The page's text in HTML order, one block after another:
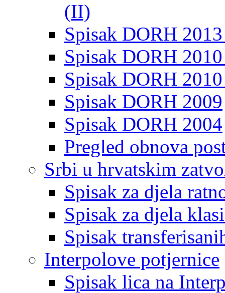
(II)
Spisak DORH
Spisak DORH
Spisak DORH
Spisak DORH 2009
Spisak DORH 2004
Pregled obnova
Srbi u hrvatskim
Spisak za djela
Spisak za djela
Spisak
Interpolove potjernice
Spisak lica na